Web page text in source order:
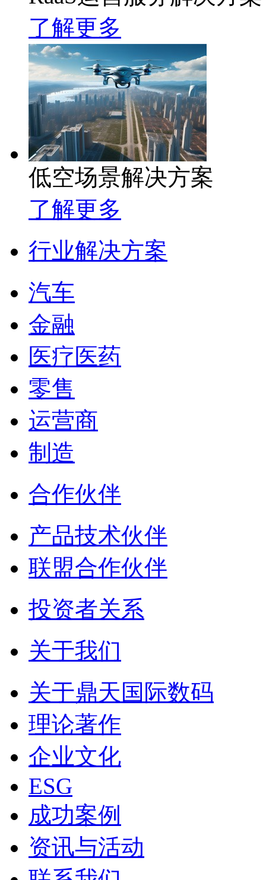
了解更多
低空场景解决方案
了解更多
行业解决方案
汽车
金融
医疗医药
零售
运营商
制造
合作伙伴
产品技术伙伴
联盟合作伙伴
投资者关系
关于我们
关于鼎天国际数码
理论著作
企业文化
ESG
成功案例
资讯与活动